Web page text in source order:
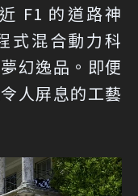
F1 的道路神
式混合動力科
幻逸品。即便
人屏息的工藝